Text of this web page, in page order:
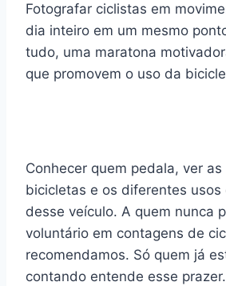
Fotografar ciclistas em
dia inteiro em um mesmo
tudo, uma maratona
que promovem o uso da
Conhecer quem pedala, ver
bicicletas e os diferentes usos
desse veículo. A quem nunca
voluntário em contagens de
recomendamos. Só quem já
contando entende esse prazer.